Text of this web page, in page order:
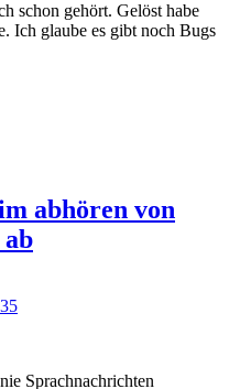
schon gehört. Gelöst habe
Ich glaube es gibt noch Bugs
abhören von
Sprachnachrichten